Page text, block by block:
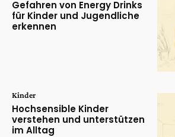
Gefahren von Energy Drinks
für Kinder und Jugendliche
erkennen
Kinder
Hochsensible Kinder
verstehen und unterstützen
im Alltag